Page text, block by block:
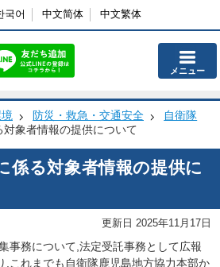
국어 中文简体 中文繁体
メニュー
防災・救急・交通安全
自衛隊
象者情報の提供について
係る対象者情報の提供に
更新日 2025年11月17日
事務について,法定受託事務として広報
,これまでも自衛隊鹿児島地方協力本部か